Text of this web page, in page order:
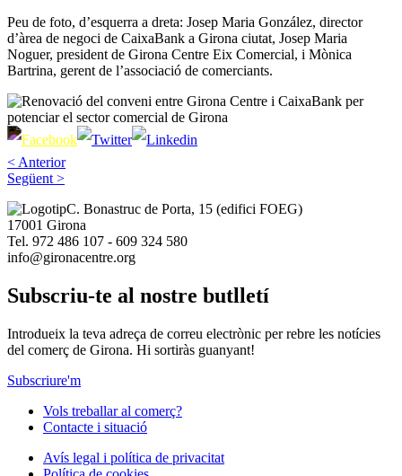
Peu de foto, d’esquerra a dreta: Josep Maria González, director
d’àrea de negoci de CaixaBank a Girona ciutat, Josep Maria
Noguer, president de Girona Centre Eix Comercial, i Mònica
Bartrina, gerent de l’associació de comerciants.
< Anterior
Següent >
Imagen
C. Bonastruc de Porta, 15 (edifici FOEG)
17001 Girona
Tel. 972 486 107 - 609 324 580
info@gironacentre.org
Subscriu-te al nostre butlletí
Introdueix la teva adreça de correu electrònic per rebre les notícies
del comerç de Girona. Hi sortiràs guanyant!
Subscriure'm
Footer
Navigation
Vols treballar al comerç?
Contacte i situació
Avís legal i política de privacitat